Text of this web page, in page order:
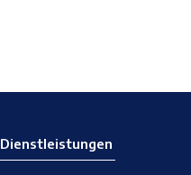
Dienstleistungen